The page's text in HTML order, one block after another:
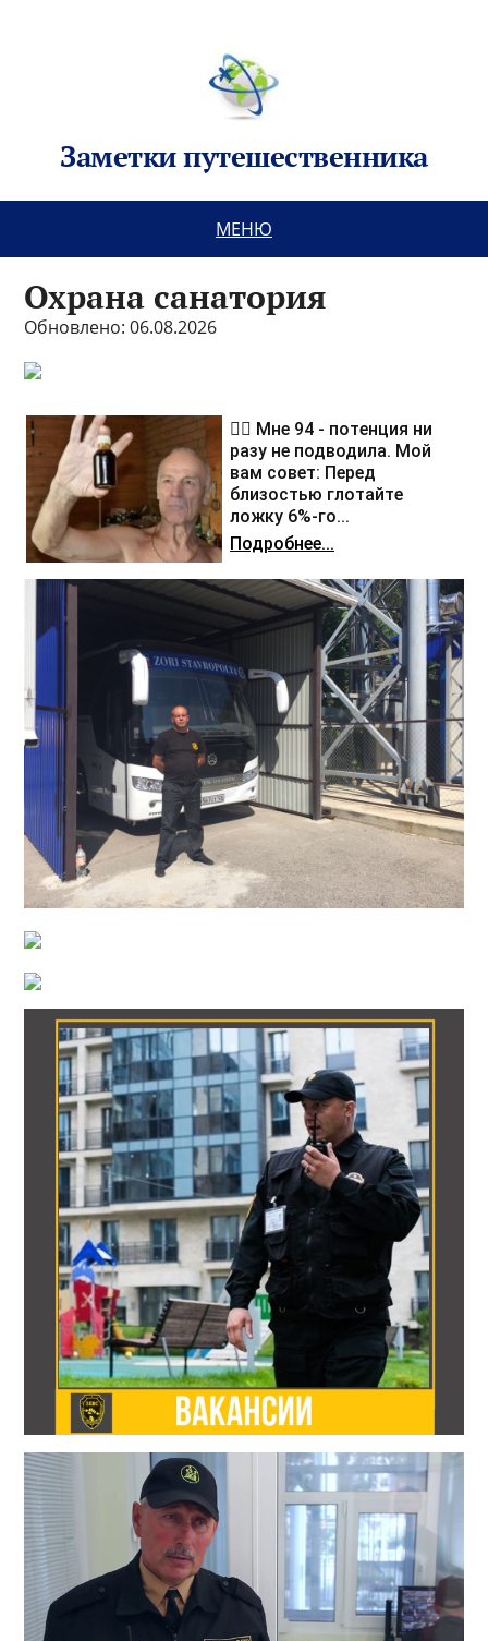
Заметки путешественника
МЕНЮ
Охрана санатория
Обновлено: 06.08.2026
❤️‍🔥 Мне 94 - потенция ни
разу не подводила. Мой
вам совет: Перед
близостью глотайте
ложку 6%-го...
Подробнее...